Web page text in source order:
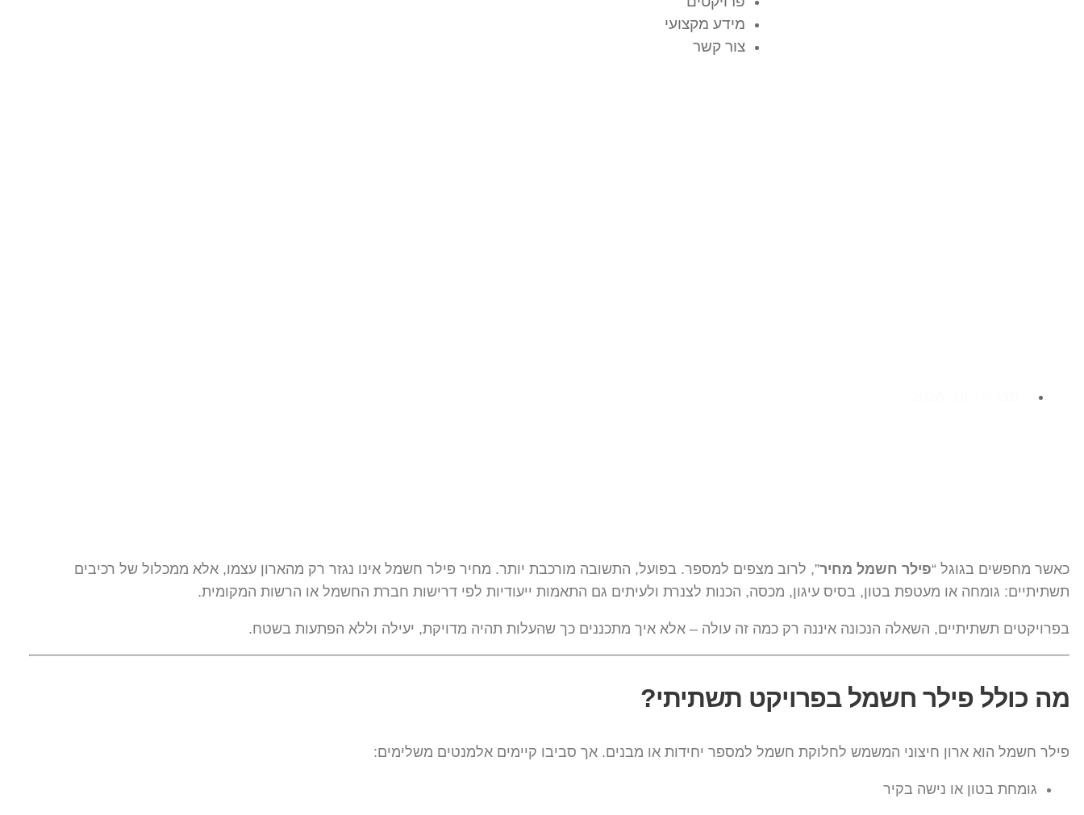
מידע מקצועי
צור קשר
כאשר מחפשים בגוגל “פילר חשמל מחיר”, לרוב מצפים למספר. בפועל, התשובה מורכבת יותר. מחיר פילר חשמל אינו נגזר רק מהארון עצמו, אלא ממכלול של רכיבים
תשתיתיים: גומחה או מעטפת בטון, בסיס עיגון, מכסה, הכנות לצנרת ולעיתים גם התאמות ייעודיות לפי דרישות חברת החשמל או הרשות המקומית.
בפרויקטים תשתיתיים, השאלה הנכונה איננה רק כמה זה עולה – אלא איך מתכננים כך שהעלות תהיה מדויקת, יעילה וללא הפתעות בשטח.
מה כולל פילר חשמל בפרויקט תשתיתי?
פילר חשמל הוא ארון חיצוני המשמש לחלוקת חשמל למספר יחידות או מבנים. אך סביבו קיימים אלמנטים משלימים:
גומחת בטון או נישה בקיר